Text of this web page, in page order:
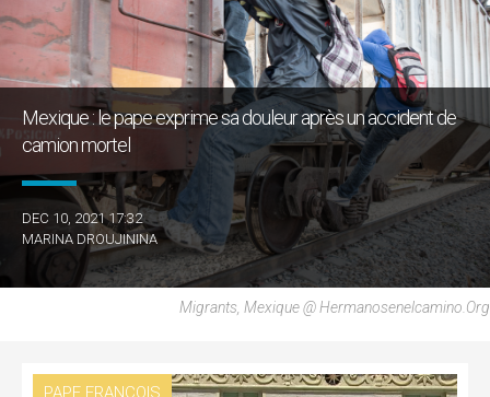
Mexique : le pape exprime sa douleur après un accident de
camion mortel
DEC 10, 2021 17:32
MARINA DROUJININA
Migrants, Mexique @ Hermanosenelcamino.org
PAPE FRANÇOIS